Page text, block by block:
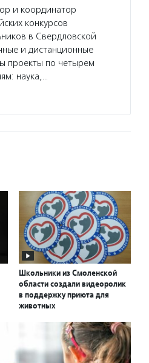
и координатор
конкурсов
в Свердловской
и дистанционные
проекты по четырем
наука,…
Школьники из Смоленской
области создали видеоролик
в поддержку приюта для
животных